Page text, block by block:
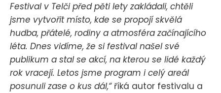
Festival v Telči před pěti lety zakládali, chtěli
jsme vytvořit místo, kde se propojí skvělá
hudba, přátelé, rodiny a atmosféra začínajícího
léta. Dnes vidíme, že si festival našel své
publikum a stal se akcí, na kterou se lidé každý
rok vracejí. Letos jsme program i celý areál
posunuli zase o kus dál,“říká autor festivalu a